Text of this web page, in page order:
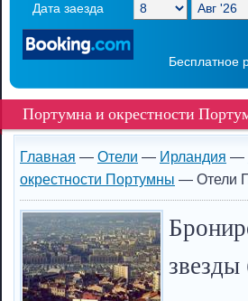
Дата заезда
Бесплатное
Портумна и окрестности
Главная — Отели — Ирландия —
окрестности Портумны — Отели